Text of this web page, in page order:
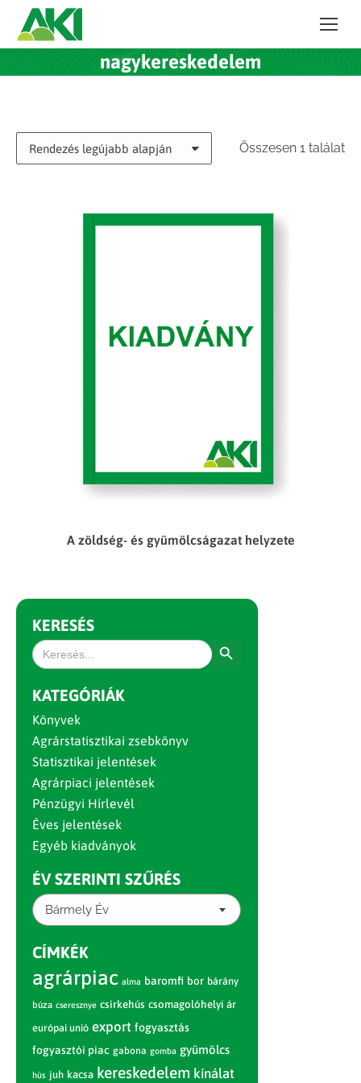
nagykereskedelem
Összesen 1 találat
A zöldség- és gyümölcságazat helyzete
KERESÉS
Search
for:
KATEGÓRIÁK
Könyvek
Agrárstatisztikai zsebkönyv
Statisztikai jelentések
Agrárpiaci jelentések
Pénzügyi Hírlevél
Éves jelentések
Egyéb kiadványok
ÉV SZERINTI SZŰRÉS
Bármely Év
CÍMKÉK
agrárpiac alma baromfi bor bárány
búza cseresznye csirkehús csomagolóhelyi ár
európai unió export fogyasztás
fogyasztói piac gabona gomba gyümölcs
hús juh kacsa kereskedelem kínálat